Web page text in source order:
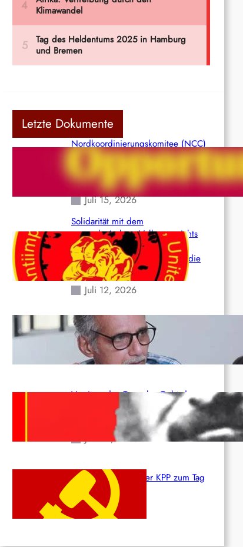
Letzte Dokumente
Nordkoordinierungskomitee (NCC)
der Kommunistischen Partei Indiens
(Maoistisch): Postmoderner
Opportunismus
Juli 15, 2026
Solidarität mit dem
venezolanischem Volk angesichts
der verlorenen Leben und der
katastrophalen Situation durch die
Erdbeben des 24. Juni!
Juli 12, 2026
Indien: „Die Politik der
Kapitulation“ von K. Murali (Ajith)
Juli 1, 2026
Vorsitzender Gonzalo: Gebt das
Leben für die Partei und die
Juni 19, 2026
Beschluss des ZK der KPP zum Tag
des Heldentums
Juni 19, 2026